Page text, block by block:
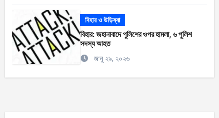
বিহার ও উড়িষ্যা
বিহার: জহানাবাদে পুলিশের ওপর হামলা, ৬ পুলিশ
সদস্য আহত
জানু ২৯, ২০২৬